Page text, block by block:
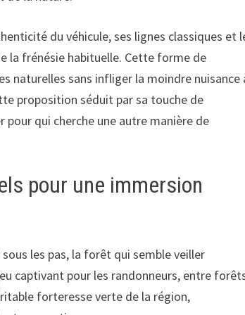
du véhicule, ses lignes classiques et
la frénésie habituelle. Cette forme de
naturelles sans infliger la moindre nuisance
proposition séduit par sa touche de
pour qui cherche une autre manière de
pour une immersion
les pas, la forêt qui semble veiller
captivant pour les randonneurs, entre
forteresse verte de la région,